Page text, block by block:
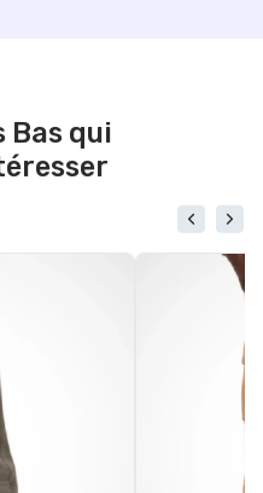
Bas qui